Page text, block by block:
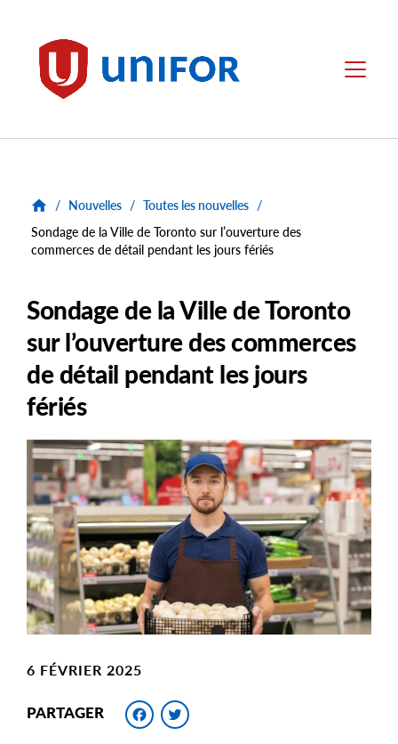
Unifor Menu
/ Nouvelles / Toutes les nouvelles /
Sondage de la Ville de Toronto sur l’ouverture des
commerces de détail pendant les jours fériés
Sondage de la Ville de Toronto
sur l’ouverture des commerces
de détail pendant les jours
fériés
Main
Image
Image
6 FÉVRIER 2025
PARTAGER Facebook